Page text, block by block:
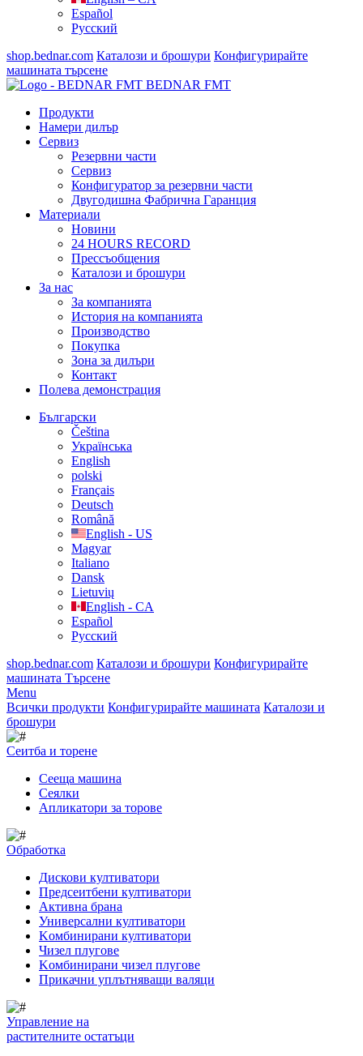
Español
Русский
shop.bednar.com Каталози и брошури Конфигурирайте
машината търсене
BEDNAR FMT
Продукти
Намери дилър
Сервиз
Резервни части
Сервиз
Конфигуратор за резервни части
Двугодишна Фабрична Гаранция
Материали
Новини
24 HOURS RECORD
Прессъобщения
Каталози и брошури
За нас
За компанията
История на компанията
Производство
Покупка
Зона за дилъри
Контакт
Полева демонстрация
Български
Čeština
Українська
English
polski
Français
Deutsch
Română
English - US
Magyar
Italiano
Dansk
Lietuvių
English - CA
Español
Русский
shop.bednar.com Каталози и брошури Конфигурирайте
машината Търсене
Menu
Всички продукти Конфигурирайте машината Каталози и
брошури
Сеитба и торене
Cееща машина
Cеялки
Апликатори за торове
Обработка
Дискови култиватори
Предсеитбени култиватори
Активна брана
Универсални култиватори
Kомбинирани култиватори
Чизел плугове
Kомбинирани чизел плугове
Прикачни уплътняващи валяци
Управление на
растителните остатъци